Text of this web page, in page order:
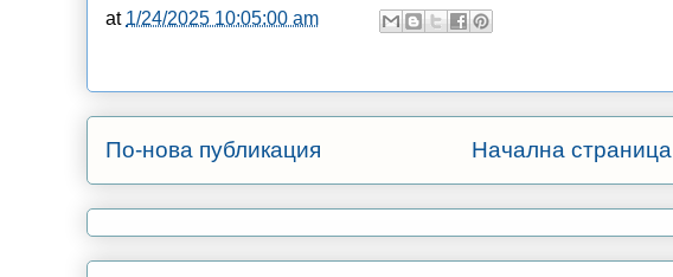
at 1/24/2025 10:05:00 am
По-нова публикация Начална страница